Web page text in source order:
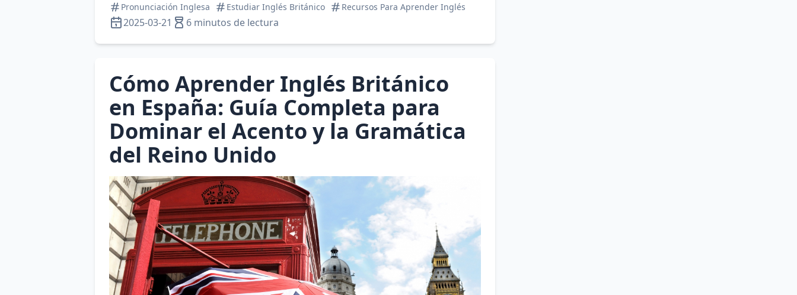
Pronunciación Inglesa
Estudiar Inglés Británico Recursos Para Aprender Inglés
2025-03-21 6 minutos de lectura
Cómo Aprender Inglés Británico
en España: Guía Completa para
Dominar el Acento y la Gramática
del Reino Unido